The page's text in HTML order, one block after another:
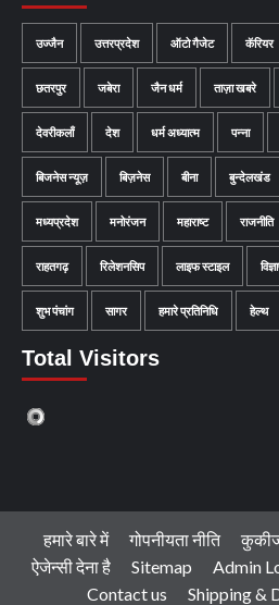
उज्जैन उत्तरप्रदेश ऑटो गैजेट कॅरियर
छतरपुर जबेरा जैन धर्म ताज़ा खबरे
देवरीकलाँ देश धर्म अध्यात्म पन्ना
बिजनेस न्यूज़ बिज़नेस बीना बुन्देलखंड
मध्यप्रदेश मनोरंजन महाराष्ट राजनीति
राहतगढ़ रिलेशनसिप लाइफ स्टाइल
शुभ पंचांग सागर हमारे प्रतिनिधि हेल्थ
Total Visitors
हमारे बारे में गोपनीयता नीति
ऐजेन्सी देना है
Sitemap Admin
Contact us
Shipping &